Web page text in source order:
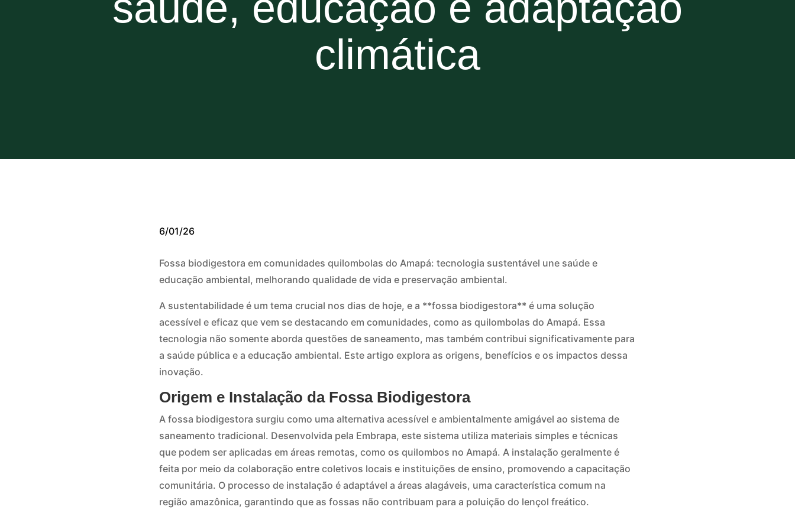
climática
6/01/26
Fossa biodigestora em comunidades quilombolas do Amapá: tecnologia sustentável une saúde e
educação ambiental, melhorando qualidade de vida e preservação ambiental.
A sustentabilidade é um tema crucial nos dias de hoje, e a **fossa biodigestora** é uma solução
acessível e eficaz que vem se destacando em comunidades, como as quilombolas do Amapá. Essa
tecnologia não somente aborda questões de saneamento, mas também contribui significativamente para
a saúde pública e a educação ambiental. Este artigo explora as origens, benefícios e os impactos dessa
inovação.
Origem e Instalação da Fossa Biodigestora
A fossa biodigestora surgiu como uma alternativa acessível e ambientalmente amigável ao sistema de
saneamento tradicional. Desenvolvida pela Embrapa, este sistema utiliza materiais simples e técnicas
que podem ser aplicadas em áreas remotas, como os quilombos no Amapá. A instalação geralmente é
feita por meio da colaboração entre coletivos locais e instituições de ensino, promovendo a capacitação
comunitária. O processo de instalação é adaptável a áreas alagáveis, uma característica comum na
região amazônica, garantindo que as fossas não contribuam para a poluição do lençol freático.